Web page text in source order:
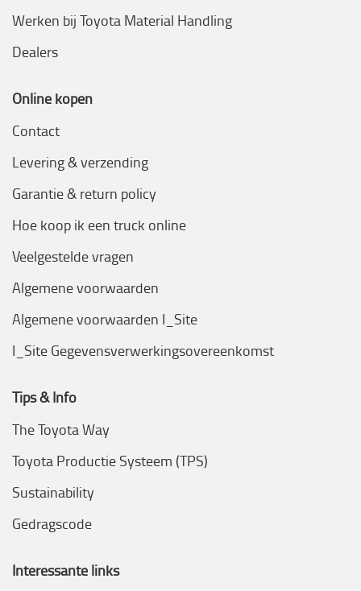
Werken bij Toyota Material Handling
Dealers
Online kopen
Contact
Levering & verzending
Garantie & return policy
Hoe koop ik een truck online
Veelgestelde vragen
Algemene voorwaarden
Algemene voorwaarden I_Site
I_Site Gegevensverwerkingsovereenkomst
Tips & Info
The Toyota Way
Toyota Productie Systeem (TPS)
Sustainability
Gedragscode
Interessante links